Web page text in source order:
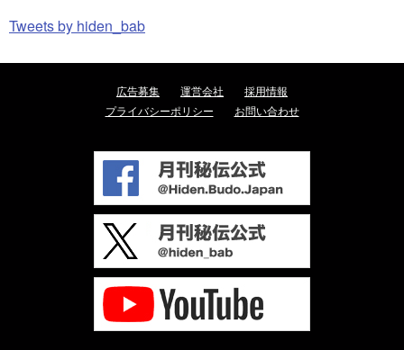
Tweets by hiden_bab
広告募集 運営会社
採用情報
プライバシーポリシー
お問い合わせ